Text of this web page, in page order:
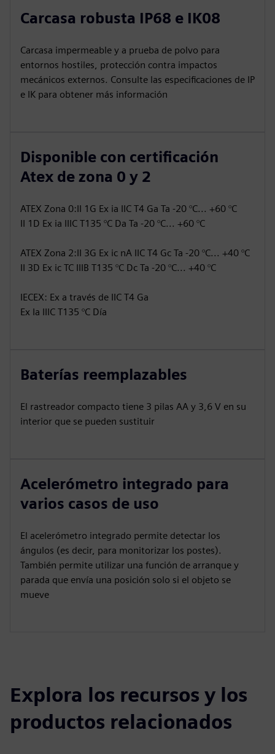
Carcasa robusta IP68 e IK08
Carcasa impermeable y a prueba de polvo para
entornos hostiles, protección contra impactos
mecánicos externos. Consulte las especificaciones de IP
e IK para obtener más información
Disponible con certificación
Atex de zona 0 y 2
ATEX Zona 0:II 1G Ex ia IIC T4 Ga Ta -20 °C... +60 °C
II 1D Ex ia IIIC T135 °C Da Ta -20 °C... +60 °C
ATEX Zona 2:II 3G Ex ic nA IIC T4 Gc Ta -20 °C... +40 °C
II 3D Ex ic TC IIIB T135 °C Dc Ta -20 °C... +40 °C
IECEX: Ex a través de IIC T4 Ga
Ex Ia IIIC T135 °C Día
Baterías reemplazables
El rastreador compacto tiene 3 pilas AA y 3,6 V en su
interior que se pueden sustituir
Acelerómetro integrado para
varios casos de uso
El acelerómetro integrado permite detectar los
ángulos (es decir, para monitorizar los postes).
También permite utilizar una función de arranque y
parada que envía una posición solo si el objeto se
mueve
Explora los recursos y los
productos relacionados